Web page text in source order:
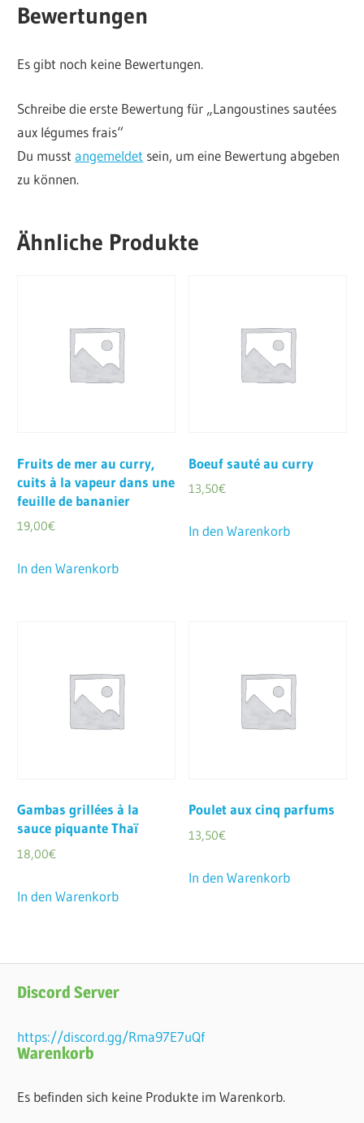
Bewertungen
Es gibt noch keine Bewertungen.
Schreibe die erste Bewertung für „Langoustines sautées
aux légumes frais“
Du musstangemeldet sein, um eine Bewertung abgeben
zu können.
Ähnliche Produkte
Fruits de mer au curry,
cuits à la vapeur dans une
feuille de bananier
19,00€
In den Warenkorb
Boeuf sauté au curry
13,50€
In den Warenkorb
Gambas grillées à la
sauce piquante Thaï
18,00€
In den Warenkorb
Poulet aux cinq parfums
13,50€
In den Warenkorb
Discord Server
https://discord.gg/Rma97E7uQf
Warenkorb
Es befinden sich keine Produkte im Warenkorb.